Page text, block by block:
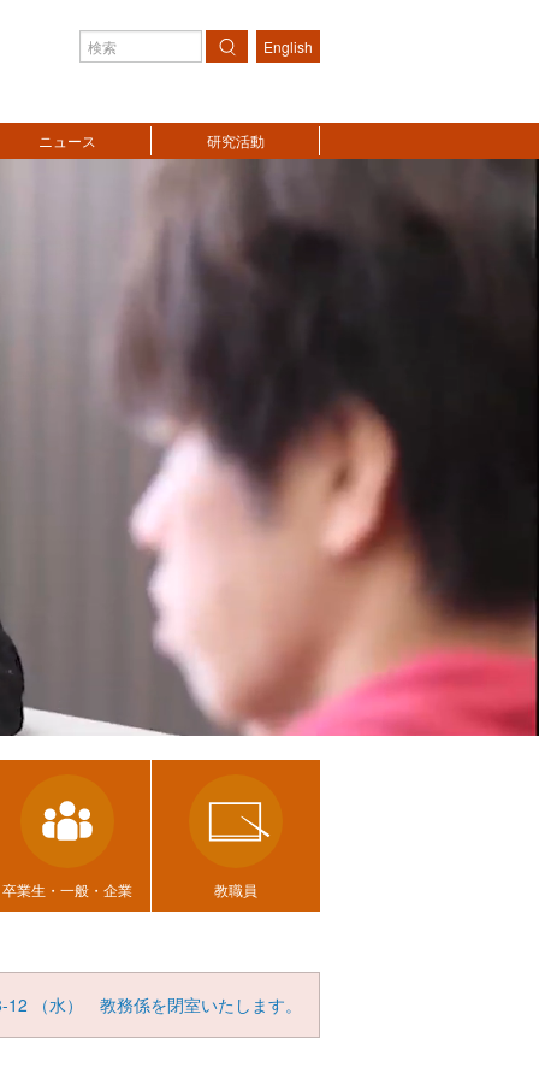
検索
English
ニュース 研究活動
卒業生・一般・企業 教職員
12 （水） 教務係を閉室いたします。